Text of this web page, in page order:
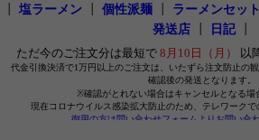
塩ラーメン 個性派麺 ラーメンセット
発送店
日記┃